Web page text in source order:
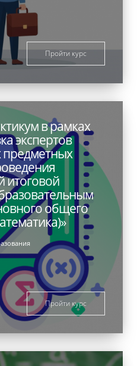
Пройти курс
в рамках
экспертов
итоговой
общего
Пройти курс